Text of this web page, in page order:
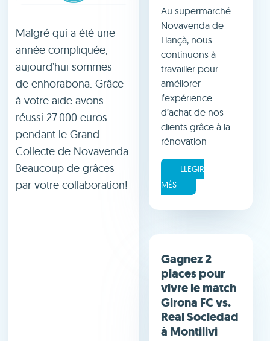
Malgré qui a été une
année compliquée,
aujourd’hui sommes
de enhorabona. Grâce
à votre aide avons
réussi 27.000 euros
pendant le Grand
Collecte de Novavenda.
Beaucoup de grâces
par votre collaboration!
Au supermarché
Novavenda de
Llançà, nous
continuons à
travailler pour
améliorer
l’expérience
d’achat de nos
clients grâce à la
rénovation
LLEGIR
MÉS
Gagnez 2
places pour
vivre le match
Girona FC vs.
Real Sociedad
à Montilivi